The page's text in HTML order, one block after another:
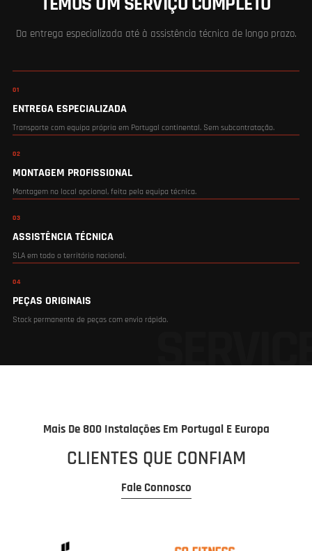
Da entrega especializada até à assistência técnica de longo prazo.
01
ENTREGA ESPECIALIZADA
Transporte com equipa própria em Portugal continental. Sem subcontratação.
02
MONTAGEM PROFISSIONAL
Montagem no local opcional, feita pela equipa técnica.
03
ASSISTÊNCIA TÉCNICA
SLA em todo o território nacional.
04
PEÇAS ORIGINAIS
Stock permanente de peças com envio rápido.
Mais De 800 Instalações Em Portugal E Europa
CLIENTES QUE CONFIAM
Fale Connosco